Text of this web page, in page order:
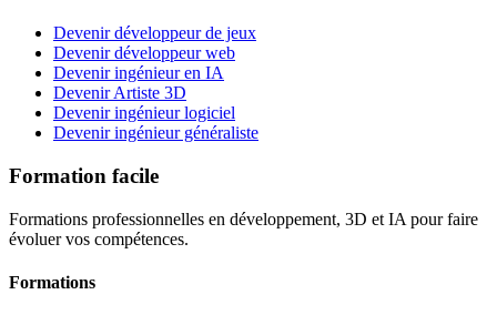
Devenir développeur de jeux
Devenir développeur web
Devenir ingénieur en IA
Devenir Artiste 3D
Devenir ingénieur logiciel
Devenir ingénieur généraliste
Formation facile
Formations professionnelles en développement, 3D et IA pour faire
évoluer vos compétences.
Formations